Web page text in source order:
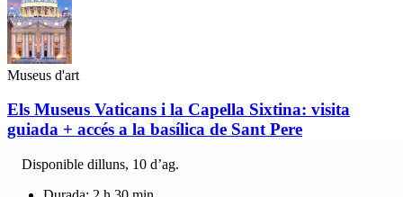
Museus d'art
Els Museus Vaticans i la Capella Sixtina: visita
guiada + accés a la basílica de Sant Pere
Disponible dilluns, 10 d’ag.